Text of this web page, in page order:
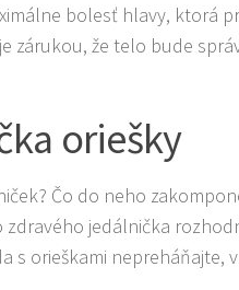
bolesť hlavy, ktorá
zárukou, že telo bude
oriešky
Čo do neho
jedálnička
s orieškami